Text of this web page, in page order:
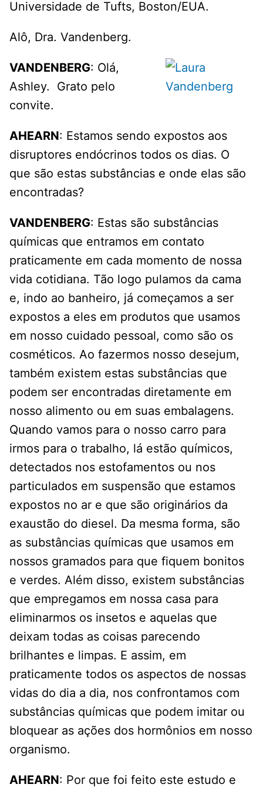
Universidade de Tufts, Boston/EUA.
Alô, Dra. Vandenberg.
VANDENBERG: Olá,
Ashley. Grato pelo
convite.
AHEARN: Estamos sendo expostos aos
disruptores endócrinos todos os dias. O
que são estas substâncias e onde elas são
encontradas?
VANDENBERG: Estas são substâncias
químicas que entramos em contato
praticamente em cada momento de nossa
vida cotidiana. Tão logo pulamos da cama
e, indo ao banheiro, já começamos a ser
expostos a eles em produtos que usamos
em nosso cuidado pessoal, como são os
cosméticos. Ao fazermos nosso desejum,
também existem estas substâncias que
podem ser encontradas diretamente em
nosso alimento ou em suas embalagens.
Quando vamos para o nosso carro para
irmos para o trabalho, lá estão químicos,
detectados nos estofamentos ou nos
particulados em suspensão que estamos
expostos no ar e que são originários da
exaustão do diesel. Da mesma forma, são
as substâncias químicas que usamos em
nossos gramados para que fiquem bonitos
e verdes. Além disso, existem substâncias
que empregamos em nossa casa para
eliminarmos os insetos e aquelas que
deixam todas as coisas parecendo
brilhantes e limpas. E assim, em
praticamente todos os aspectos de nossas
vidas do dia a dia, nos confrontamos com
substâncias químicas que podem imitar ou
bloquear as ações dos hormônios em nosso
organismo.
AHEARN: Por que foi feito este estudo e